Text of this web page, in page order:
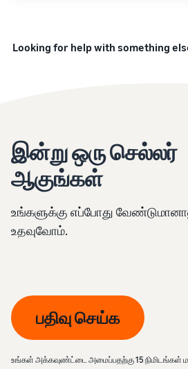
Looking for help with something
இன்று ஒரு செல்லர்
ஆகுங்கள்
உங்களுக்கு எப்போது
உதவுவோம்.
பதிவு செய்க
உங்கள் அக்கவுண்ட்டை அமைப்பதற்கு 15 நிமிடங்கள்